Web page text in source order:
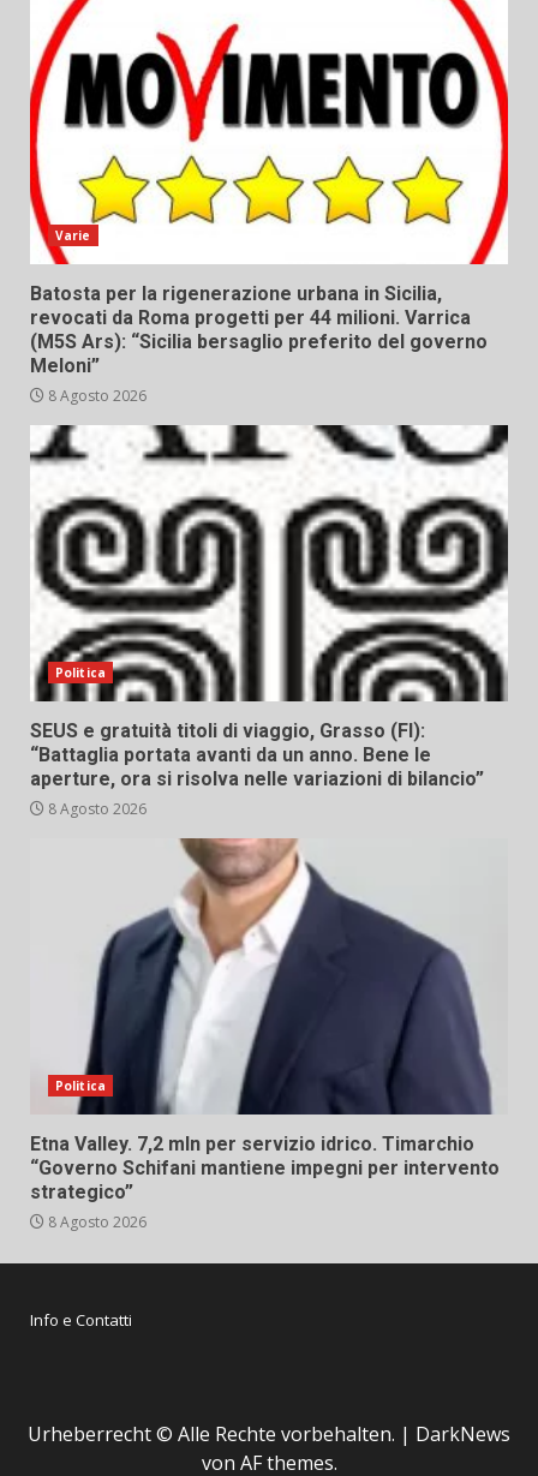
Varie
Batosta per la rigenerazione urbana in Sicilia,
revocati da Roma progetti per 44 milioni. Varrica
(M5S Ars): “Sicilia bersaglio preferito del governo
Meloni”
8 Agosto 2026
Politica
SEUS e gratuità titoli di viaggio, Grasso (FI):
“Battaglia portata avanti da un anno. Bene le
aperture, ora si risolva nelle variazioni di bilancio”
8 Agosto 2026
Politica
Etna Valley. 7,2 mln per servizio idrico. Timarchio
“Governo Schifani mantiene impegni per intervento
strategico”
8 Agosto 2026
Info e Contatti
Urheberrecht © Alle Rechte vorbehalten. | DarkNews
von AF themes.